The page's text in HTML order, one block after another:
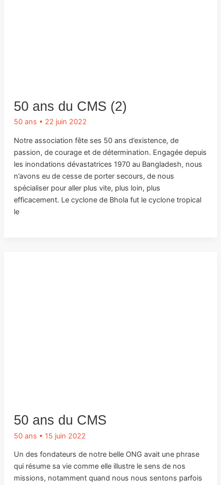
50 ans du CMS (2)
50 ans • 22 juin 2022
Notre association fête ses 50 ans d’existence, de
passion, de courage et de détermination. Engagée depuis
les inondations dévastatrices 1970 au Bangladesh, nous
n’avons eu de cesse de porter secours, de nous
spécialiser pour aller plus vite, plus loin, plus
efficacement. Le cyclone de Bhola fut le cyclone tropical
le
50 ans du CMS
50 ans • 15 juin 2022
Un des fondateurs de notre belle ONG avait une phrase
qui résume sa vie comme elle illustre le sens de nos
missions, notamment quand nous nous sentons parfois